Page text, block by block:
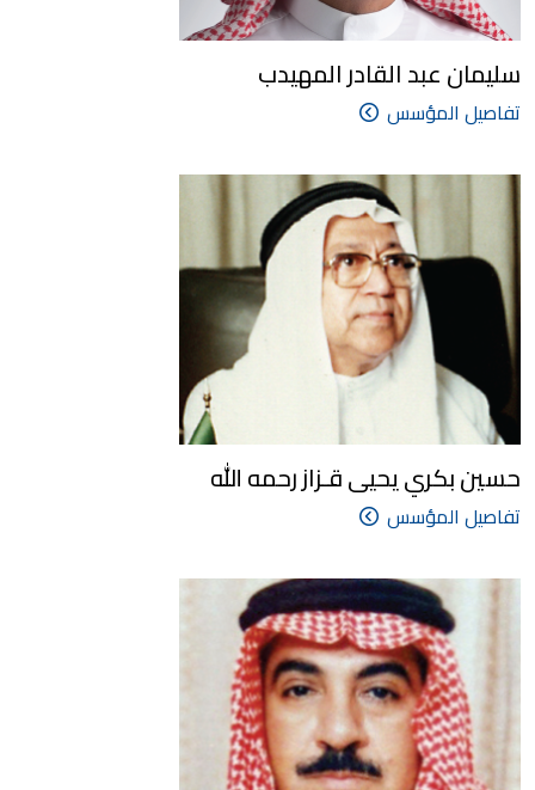
سليمان عبد القادر المهيدب
تفاصيل المؤسس
حسين بكري يحيى قـزاز رحمه الله
تفاصيل المؤسس